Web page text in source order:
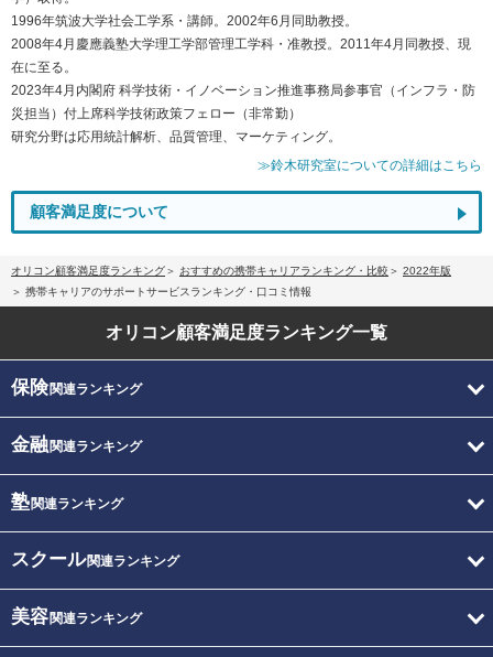
1996年筑波大学社会工学系・講師。2002年6月同助教授。
2008年4月慶應義塾大学理工学部管理工学科・准教授。2011年4月同教授、現
在に至る。
2023年4月内閣府 科学技術・イノベーション推進事務局参事官（インフラ・防
災担当）付上席科学技術政策フェロー（非常勤）
研究分野は応用統計解析、品質管理、マーケティング。
≫鈴木研究室についての詳細はこちら
顧客満足度について
オリコン顧客満足度ランキング おすすめの携帯キャリアランキング・比較
2022年版
携帯キャリアのサポートサービスランキング・口コミ情報
オリコン顧客満足度ランキング一覧
保険関連ランキング
金融関連ランキング
塾関連ランキング
スクール関連ランキング
美容関連ランキング